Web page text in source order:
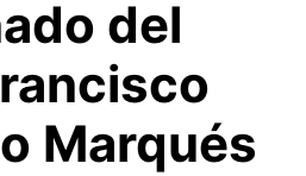
del
Marqués